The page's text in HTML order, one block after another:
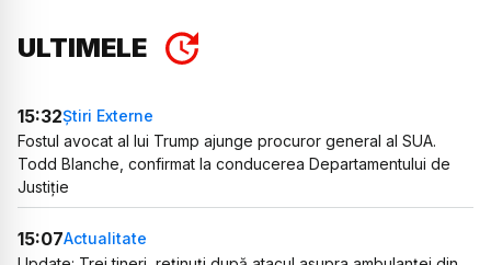
ULTIMELE
15:32Știri Externe
Fostul avocat al lui Trump ajunge procuror general al SUA.
Todd Blanche, confirmat la conducerea Departamentului de
Justiție
15:07Actualitate